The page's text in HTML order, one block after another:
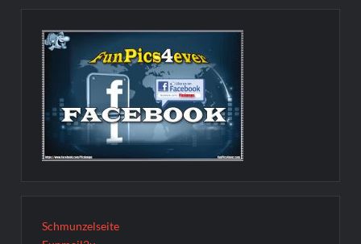
Schmunzelseite